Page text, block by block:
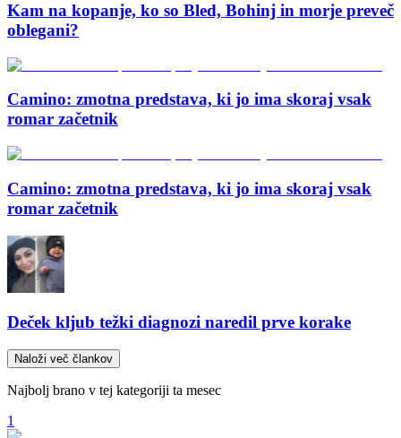
Kam na kopanje, ko so Bled, Bohinj in morje preveč
oblegani?
Camino: zmotna predstava, ki jo ima skoraj vsak
romar začetnik
Camino: zmotna predstava, ki jo ima skoraj vsak
romar začetnik
Deček kljub težki diagnozi naredil prve korake
Naloži več člankov
Najbolj brano v tej kategoriji ta mesec
1